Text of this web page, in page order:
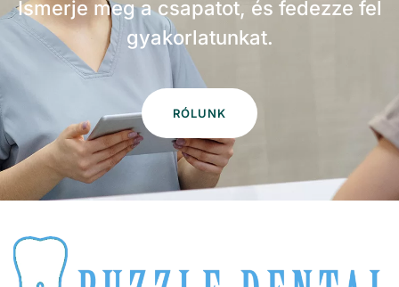
Ismerje meg a csapatot, és fedezze fel
gyakorlatunkat.
RÓLUNK